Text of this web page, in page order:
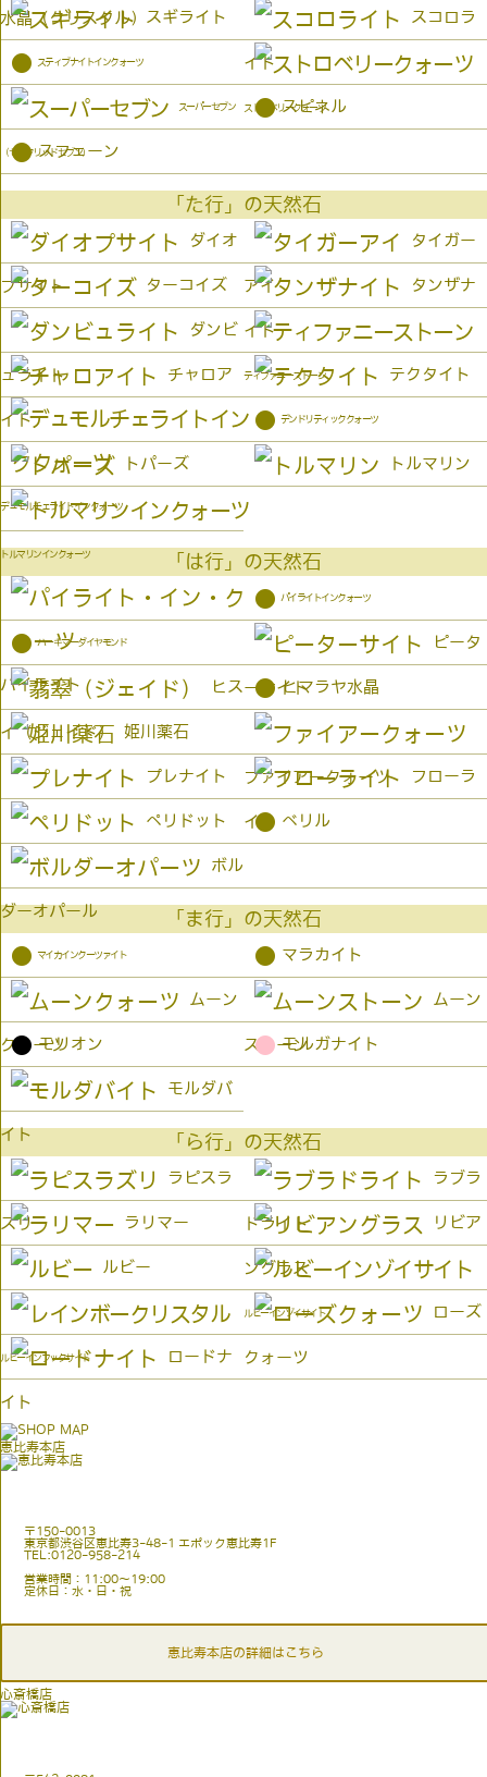
水晶（クリスタル） スギライト スコロラ
イト
● スティブナイトインクォーツ
ストロベリークォーツ
スーパーセブン
（セイクリッドセブン）
● スピネル
● スフェーン
「た行」の天然石
ダイオ
プサイト
タイガー
アイ
ターコイズ タンザナ
イト
ダンビ
ュライト ティファニーストーン
チャロア
イト
テクタイト
デュモルチェライトインクォーツ
● デンドリティッククォーツ
トパーズ トルマリン
トルマリンインクォーツ 「は行」の天然石
パイライト
● パイライトインクォーツ
● ハーキマーダイヤモンド ピータ
ーサイト
ヒス
イ（ジェイド）
● ヒマラヤ水晶
姫川薬石
ファイアークォーツ
プレナイト フローラ
イト
ペリドット ● ベリル
ボル
ダーオパール 「ま行」の天然石
● マイカインクーツァイト ● マラカイト
ムーン
クォーツ
ムーン
ストーン
● モリオン ● モルガナイト
モルダバ
イト 「ら行」の天然石
ラピスラ
ズリ
ラブラ
ドライト
ラリマー リビア
ングラス
ルビー
ルビーインゾイサイト
ルビーインフックサイト
ローズ
クォーツ
ロードナ
イト
恵比寿本店
〒150-0013
東京都渋谷区恵比寿3-48-1 エポック恵比寿1F
TEL:0120-958-214
営業時間：11:00〜19:00
定休日：水・日・祝
恵比寿本店の詳細はこちら
心斎橋店